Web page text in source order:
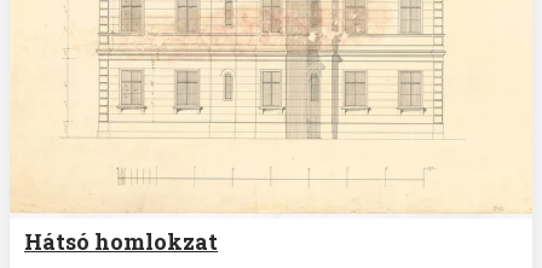
Hátsó homlokzat